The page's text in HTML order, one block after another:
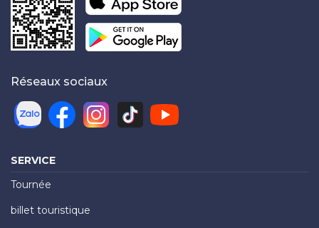
Réseaux sociaux
SERVICE
Tournée
billet touristique